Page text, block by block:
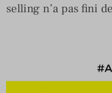
selling n’a pas fini